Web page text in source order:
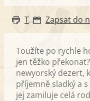
Tisk
Toužíte po rychle
jen těžko
newyorský dezert,
příjemně sladký a
jej zamiluje celá